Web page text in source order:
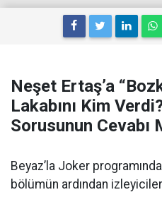
Neşet Ertaş’a
Lakabını Kim
Sorusunun Cevabı
Beyaz’la Joker
bölümün ardından